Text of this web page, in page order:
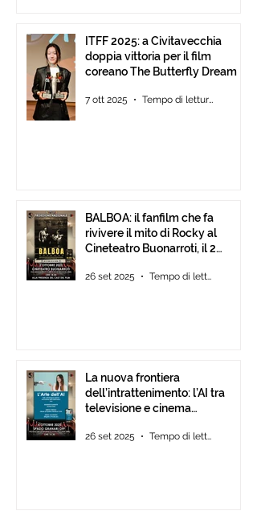
ITFF 2025: a Civitavecchia
doppia vittoria per il film
coreano The Butterfly Dream
7 ott 2025 Tempo di lettura: 4 min
BALBOA: il fanfilm che fa
rivivere il mito di Rocky al
Cineteatro Buonarroti, il 2
26 set 2025 Tempo di lettura: 1 min
La nuova frontiera
dell’intrattenimento: l’AI tra
televisione e cinema
26 set 2025 Tempo di lettura: 1 min